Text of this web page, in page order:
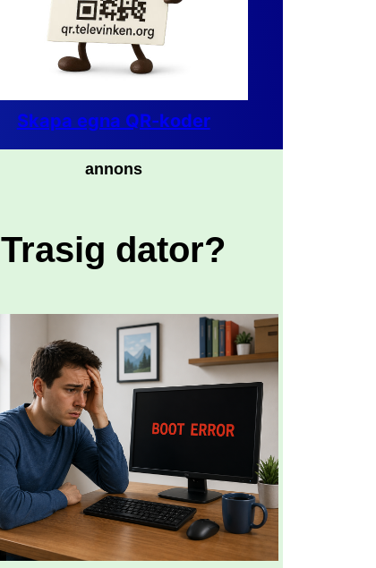
Skapa egna QR-koder
annons
Trasig dator?